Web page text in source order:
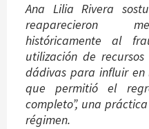
Ana Lilia Rivera
reaparecieron
históricamente al
utilización de
dádivas para influir
que permitió el
completo”, una
régimen.